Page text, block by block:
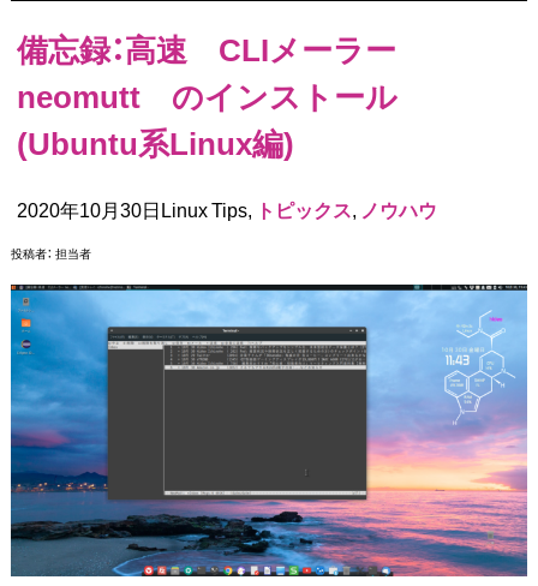
備忘録：高速 CLIメーラー
neomutt のインストール
(Ubuntu系Linux編)
2020年10月30日Linux Tips, トピックス, ノウハウ
投稿者： 担当者